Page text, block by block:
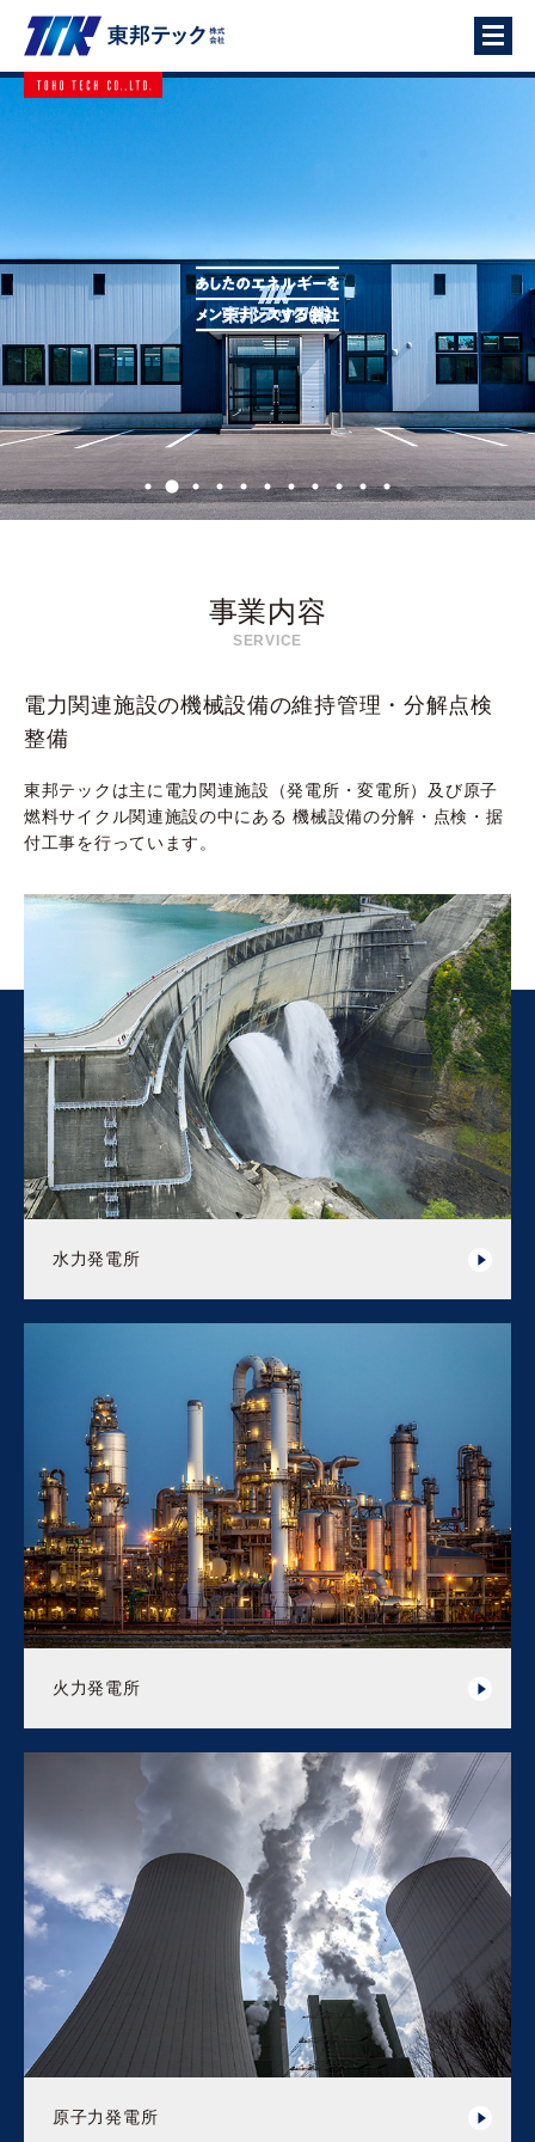
事業案内
事業内容
SERVICE
電力関連施設の機械設備の維持管理・分解点検
整備
東邦テックは主に電力関連施設（発電所・変電所）及び原子
燃料サイクル関連施設の中にある 機械設備の分解・点検・据
付工事を行っています。
水力発電所
火力発電所
原子力発電所